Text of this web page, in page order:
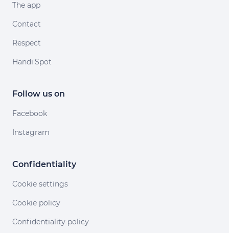
The app
Contact
Respect
Handi'Spot
Follow us on
Facebook
Instagram
Confidentiality
Cookie settings
Cookie policy
Confidentiality policy